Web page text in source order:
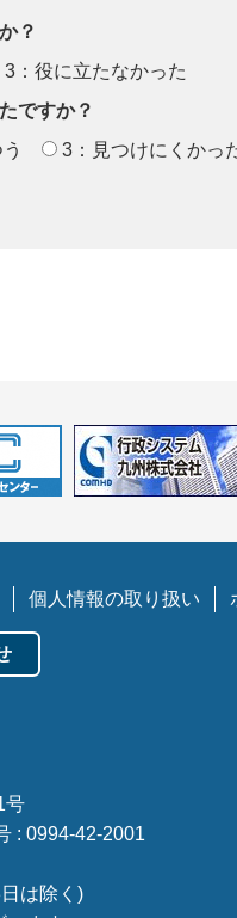
？
3：役に立たなかった
ですか？
3：見つけにくかっ
個人情報の取り扱い
号
: 0994-42-2001
は除く)